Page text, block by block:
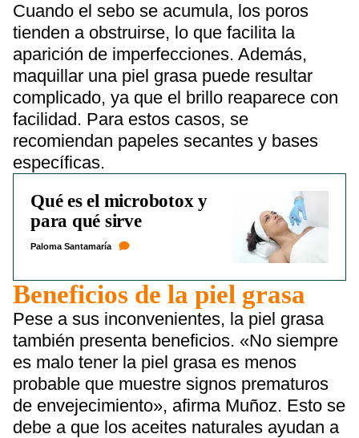
Cuando el sebo se acumula, los poros
tienden a obstruirse, lo que facilita la
aparición de imperfecciones. Además,
maquillar una piel grasa puede resultar
complicado, ya que el brillo reaparece con
facilidad. Para estos casos, se
recomiendan papeles secantes y bases
específicas.
Qué es el microbotox y
para qué sirve
Paloma Santamaría
Beneficios de la piel grasa
Pese a sus inconvenientes, la piel grasa
también presenta beneficios. «No siempre
es malo tener la piel grasa es menos
probable que muestre signos prematuros
de envejecimiento», afirma Muñoz. Esto se
debe a que los aceites naturales ayudan a